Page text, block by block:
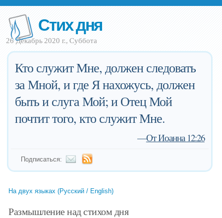
Стих дня
26 Декабрь 2020 г., Суббота
Кто служит Мне, должен следовать
за Мной, и где Я нахожусь, должен
быть и слуга Мой; и Отец Мой
почтит того, кто служит Мне.
—От Иоанна 12:26
Подписаться:
На двух языках (Русский / English)
Размышление над стихом дня